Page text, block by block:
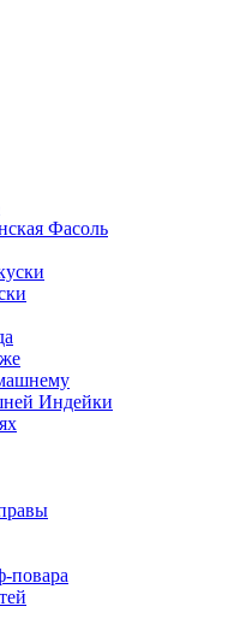
Фасоль
Индейки
повара